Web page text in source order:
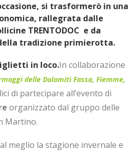
si trasformerò in una
rallegrata dalle
TRENTODOC e da
tradizione primierotta.
in loco.In collaborazione
delle Dolomiti Fassa, Fiemme,
di partecipare all’evento di
organizzato dal gruppo delle
Martino.
meglio la stagione invernale e